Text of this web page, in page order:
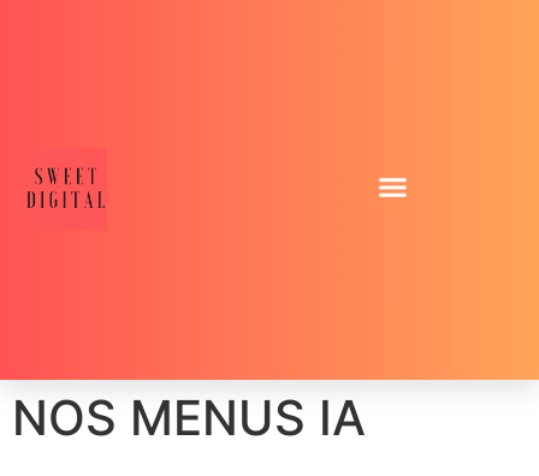
NOS MENUS IA